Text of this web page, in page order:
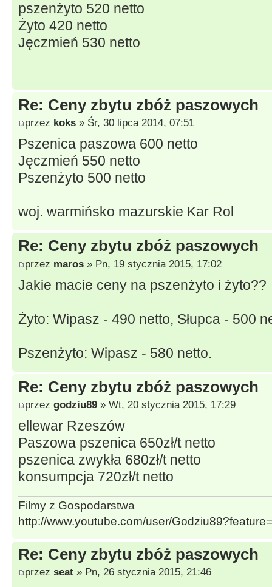
pszenżyto 520 netto
Żyto 420 netto
Jęczmień 530 netto
Re: Ceny zbytu zbóż paszowych
przez koks » Śr, 30 lipca 2014, 07:51
Pszenica paszowa 600 netto
Jęczmień 550 netto
Pszenżyto 500 netto
woj. warmińsko mazurskie Kar Rol
Re: Ceny zbytu zbóż paszowych
przez maros » Pn, 19 stycznia 2015, 17:02
Jakie macie ceny na pszenżyto i żyto??
Żyto: Wipasz - 490 netto, Słupca - 500
Pszenżyto: Wipasz - 580 netto.
Re: Ceny zbytu zbóż paszowych
przez godziu89 » Wt, 20 stycznia 2015, 17:29
ellewar Rzeszów
Paszowa pszenica 650zł/t netto
pszenica zwykła 680zł/t netto
konsumpcja 720zł/t netto
Filmy z Gospodarstwa
http://www.youtube.com/user/
Re: Ceny zbytu zbóż paszowych
przez seat » Pn, 26 stycznia 2015, 21:46